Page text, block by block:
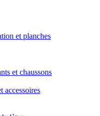
et planches
et chaussons
accessoires